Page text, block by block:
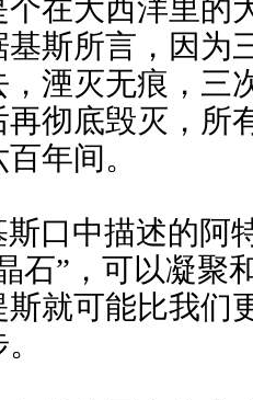
个在大西洋里的
基斯所言，因为
，湮灭无痕，三
再彻底毁灭，所
年间。
口中描述的阿
石”，可以凝聚
斯就可能比我们